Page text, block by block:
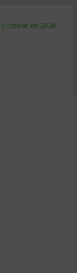
cobrar en 2026
caro
a tiempo
qué hacer
y venderle